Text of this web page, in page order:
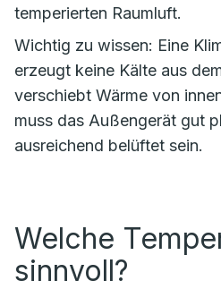
temperierten Raumluft.
Wichtig zu wissen: Eine
erzeugt keine Kälte aus
verschiebt Wärme von
muss das Außengerät gut
ausreichend belüftet sein.
Welche
sinnvoll?